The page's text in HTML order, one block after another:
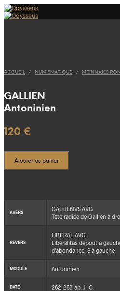
ACCUEIL / NUMISMATIQUE / MONNAIES
GALLIEN
Antoninien
120 €
Ajouter au panier
AVERS
GALLIENVS AVG
Tête radiée de Gallien à
REVERS
LIBERAL AVG
Liberalitas debout à
d’abondance, S à gauche
MODULE Antoninien
DATE 262-263 ap. J.-C.